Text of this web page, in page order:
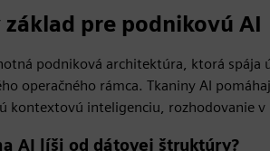
základ pre podnikovú AI
podniková architektúra, ktorá
operačného rámca. Tkaniny AI
kontextovú inteligenciu, rozhodovanie v
AI líši od dátovej štruktúry?